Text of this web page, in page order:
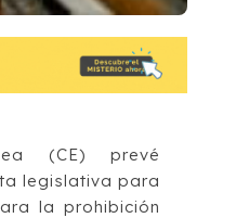
(CE) prevé
legislativa para
la prohibición